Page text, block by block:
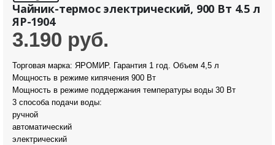
Чайник-термос электрический, 900 Вт 4.5 л
ЯР-1904
3.190 руб.
Торговая марка: ЯРОМИР. Гарантия 1 год. Объем 4,5 л
Мощность в режиме кипячения 900 Вт
Мощность в режиме поддержания температуры воды 30 Вт
3 способа подачи воды:
ручной
автоматический
электрический